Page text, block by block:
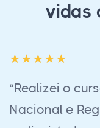
vidas
“Empresa
certamente